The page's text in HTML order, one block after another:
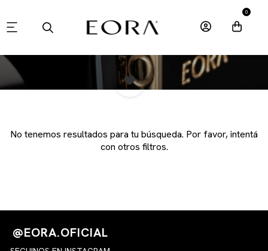
0
No tenemos resultados para tu búsqueda. Por favor, intentá
con otros filtros.
@EORA.OFICIAL